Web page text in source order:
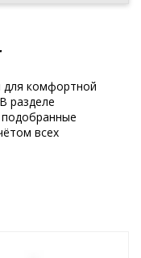
для комфортной
разделе
всех